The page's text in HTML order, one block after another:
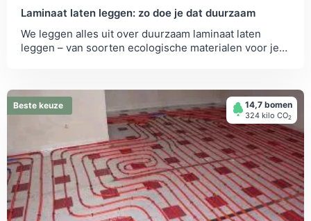
Laminaat laten leggen: zo doe je dat duurzaam
We leggen alles uit over duurzaam laminaat laten
leggen – van soorten ecologische materialen voor je
Beste keuze 14,7 bomen
324 kilo СО2